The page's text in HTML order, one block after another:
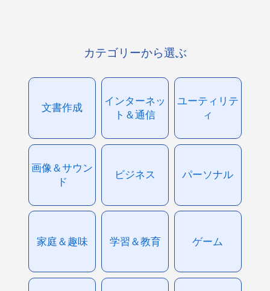
カテゴリーから選ぶ
文書作成
インターネッ
ト＆通信
ユーティリテ
ィ
画像＆サウン
ド
ビジネス パーソナル
家庭＆趣味 学習＆教育 ゲーム